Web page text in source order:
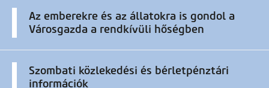
Az emberekre és az állatokra is gondol a
Városgazda a rendkívüli hőségben
Szombati közlekedési és bérletpénztári
információk